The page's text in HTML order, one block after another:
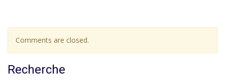
Comments are closed.
Recherche